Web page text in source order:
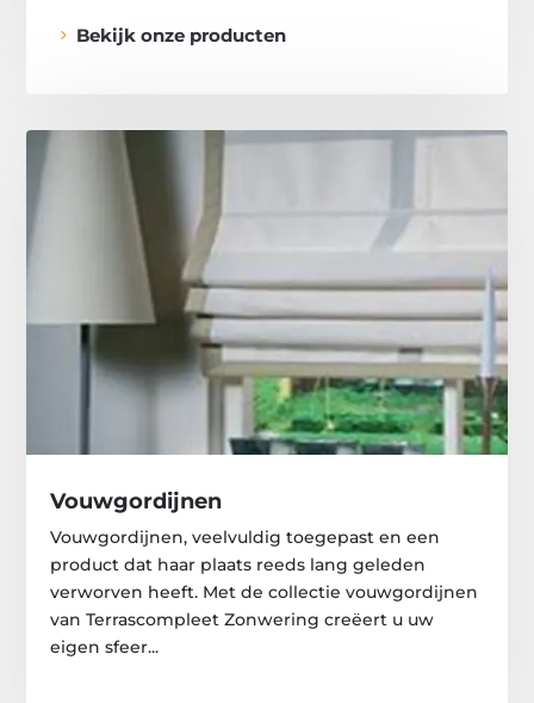
Bekijk onze producten
Vouwgordijnen
Vouwgordijnen, veelvuldig toegepast en een
product dat haar plaats reeds lang geleden
verworven heeft. Met de collectie vouwgordijnen
van Terrascompleet Zonwering creëert u uw
eigen sfeer...